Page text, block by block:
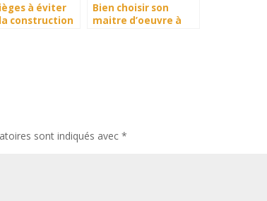
à éviter
construction
Bien choisir son
maitre d’oeuvre à
sont indiqués avec*